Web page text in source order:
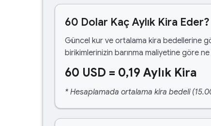
60 Dolar Kaç Aylık Kira Eder?
Güncel kur ve ortalama kira bedellerine
birikimlerinizin barınma maliyetine göre
60 USD = 0,19 Aylık Kira
* Hesaplamada ortalama kira bedeli